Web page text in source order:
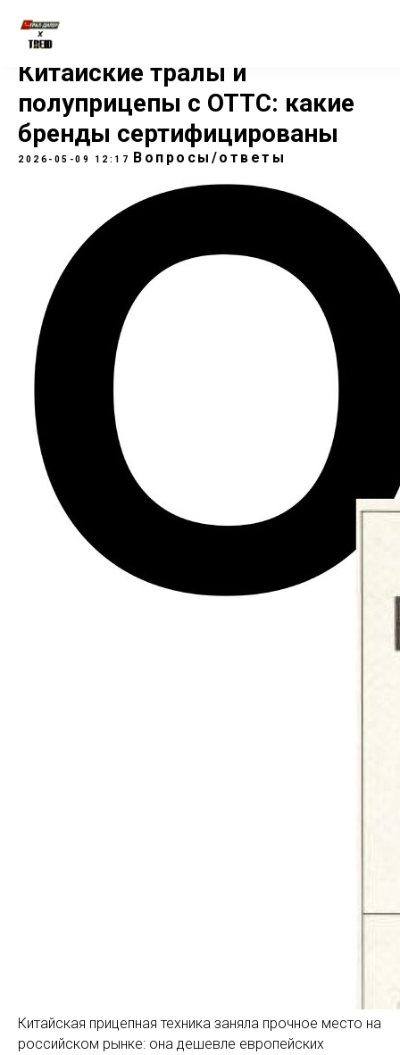
Китайские тралы и
полуприцепы с ОТТС: какие
бренды сертифицированы
2026-05-09 12:17 Вопросы/ответы
Китайская прицепная техника заняла прочное место на
российском рынке: она дешевле европейских